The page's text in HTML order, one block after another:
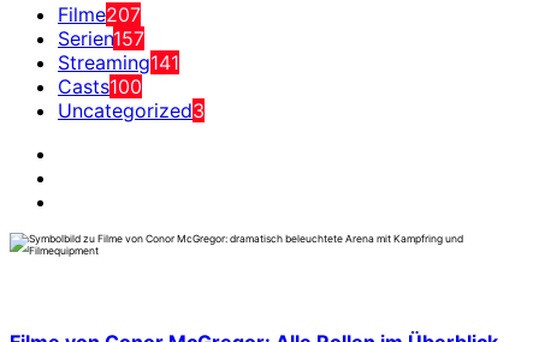
Filme207
Serien157
Streaming141
Casts100
Uncategorized3